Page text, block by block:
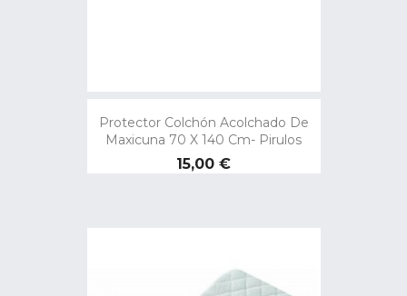
Protector Colchón Acolchado De
Maxicuna 70 X 140 Cm- Pirulos
Precio
15,00 €